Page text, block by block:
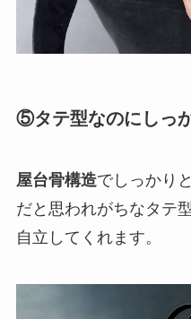
⑤タテ型なのにしっ
屋台骨構造でしっかり
だと思われがちなタテ
自立してくれます。